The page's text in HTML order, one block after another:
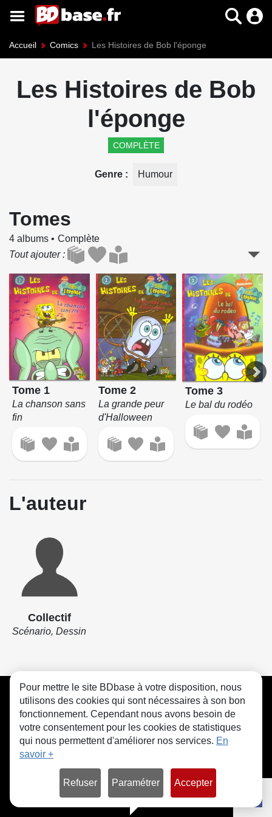
Accueil Comics Les Histoires de Bob l'éponge
Les Histoires de Bob
l'éponge
COMPLÈTE
Genre Humour
Tomes
4 albums
Complète
Tout ajouter
Tome 1
La chanson sans
fin
Tome 2
La grande peur
d'Halloween
Tome 3
Le bal du rodéo
L'auteur
Collectif
Scénario, Dessin
CGU FAQ Contact Cookies
Pour mettre le site BDbase à votre disposition, nous
utilisons des cookies qui sont nécessaires à son bon
fonctionnement. Cependant nous avons besoin de
votre consentement pour les cookies de statistiques
qui nous permettent d'améliorer nos services. En
savoir +
Refuser Paramétrer Accepter